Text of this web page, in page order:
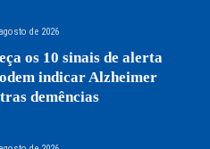
de 2026
os 10 sinais de alerta
indicar Alzheimer
demências